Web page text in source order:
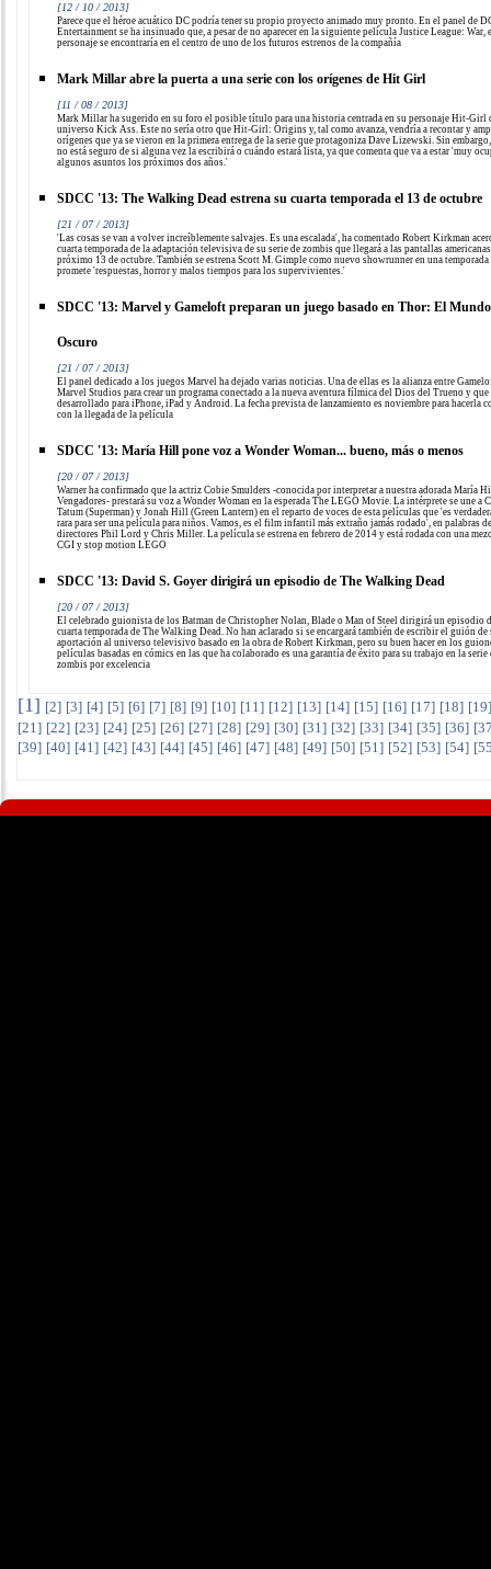
[12 / 10 / 2013]
Parece que el héroe acuático DC podría tener su propio proyecto animado muy pronto. En el panel de
Entertainment se ha insinuado que, a pesar de no aparecer en la siguiente película Justice League: War,
personaje se encontraría en el centro de uno de los futuros estrenos de la compañía
Mark Millar abre la puerta a una serie con los orígenes de Hit Girl
[11 / 08 / 2013]
Mark Millar ha sugerido en su foro el posible título para una historia centrada en su personaje Hit-Girl
universo Kick Ass. Este no sería otro que Hit-Girl: Origins y, tal como avanza, vendría a recontar y
orígenes que ya se vieron en la primera entrega de la serie que protagoniza Dave Lizewski. Sin
no está seguro de si alguna vez la escribirá o cuándo estará lista, ya que comenta que va a estar 'muy
algunos asuntos los próximos dos años.'
SDCC '13: The Walking Dead estrena su cuarta temporada el 13 de octubre
[21 / 07 / 2013]
'Las cosas se van a volver increíblemente salvajes. Es una escalada', ha comentado Robert Kirkman
cuarta temporada de la adaptación televisiva de su serie de zombis que llegará a las pantallas
próximo 13 de octubre. También se estrena Scott M. Gimple como nuevo showrunner en una temporada
promete 'respuestas, horror y malos tiempos para los supervivientes.'
SDCC '13: Marvel y Gameloft preparan un juego basado en Thor: El Mundo
Oscuro
[21 / 07 / 2013]
El panel dedicado a los juegos Marvel ha dejado varias noticias. Una de ellas es la alianza entre
Marvel Studios para crear un programa conectado a la nueva aventura fílmica del Dios del Trueno y que
desarrollado para iPhone, iPad y Android. La fecha prevista de lanzamiento es noviembre para hacerla
con la llegada de la película
SDCC '13: María Hill pone voz a Wonder Woman... bueno, más o menos
[20 / 07 / 2013]
Warner ha confirmado que la actriz Cobie Smulders -conocida por interpretar a nuestra adorada María
Vengadores- prestará su voz a Wonder Woman en la esperada The LEGO Movie. La intérprete se une a
Tatum (Superman) y Jonah Hill (Green Lantern) en el reparto de voces de esta películas que 'es
rara para ser una película para niños. Vamos, es el film infantil más extraño jamás rodado', en palabras
directores Phil Lord y Chris Miller. La película se estrena en febrero de 2014 y está rodada con una
CGI y stop motion LEGO
SDCC '13: David S. Goyer dirigirá un episodio de The Walking Dead
[20 / 07 / 2013]
El celebrado guionista de los Batman de Christopher Nolan, Blade o Man of Steel dirigirá un episodio
cuarta temporada de The Walking Dead. No han aclarado si se encargará también de escribir el guión de
aportación al universo televisivo basado en la obra de Robert Kirkman, pero su buen hacer en los
películas basadas en cómics en las que ha colaborado es una garantía de éxito para su trabajo en la serie
zombis por excelencia
[1] [2] [3] [4] [5] [6] [7] [8] [9] [10] [11] [12] [13] [14] [15] [16] [17] [18] [19]
[21] [22] [23] [24] [25] [26] [27] [28] [29] [30] [31] [32] [33] [34] [35] [36] [
[39] [40] [41] [42] [43] [44] [45] [46] [47] [48] [49] [50] [51] [52] [53] [54] [